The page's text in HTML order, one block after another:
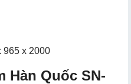
965 x 2000
Hàn Quốc SN-